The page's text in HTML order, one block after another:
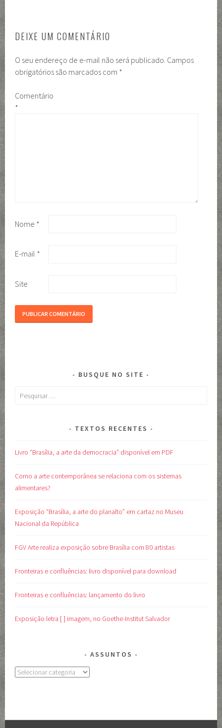
DEIXE UM COMENTÁRIO
O seu endereço de e-mail não será publicado. Campos
obrigatórios são marcados com *
Comentário
*
Nome *
E-mail *
Site
BUSQUE NO SITE
Pesquisar
TEXTOS RECENTES
Livro “Brasília, a arte da democracia” disponível em PDF
Como a arte contemporânea se relaciona com os sistemas
alimentares?
Exposição “Brasília, a arte do planalto” em cartaz no Museu
Nacional da República
FGV Arte realiza exposição sobre Brasília com 80 artistas
Fronteiras e confluências: livro disponível para download
Fronteiras e confluências: lançamento do livro
Exposição letra [ ] imagem, no Goethe-Institut Salvador
ASSUNTOS
Assuntos